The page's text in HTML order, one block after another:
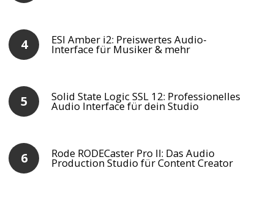
ESI Amber i2: Preiswertes Audio-
Interface für Musiker & mehr
Solid State Logic SSL 12: Professionelles
Audio Interface für dein Studio
Rode RODECaster Pro II: Das Audio
Production Studio für Content Creator